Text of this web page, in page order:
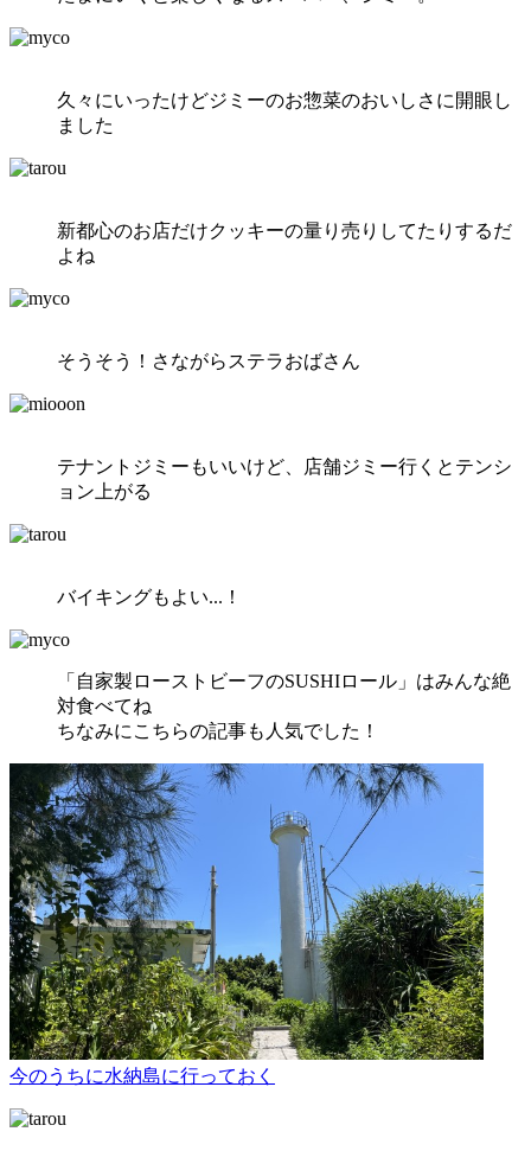
久々にいったけどジミーのお惣菜のおいしさに開眼し
ました
新都心のお店だけクッキーの量り売りしてたりするだ
よね
そうそう！さながらステラおばさん
テナントジミーもいいけど、店舗ジミー行くとテンシ
ョン上がる
バイキングもよい...！
「自家製ローストビーフのSUSHIロール」はみんな絶
対食べてね
ちなみにこちらの記事も人気でした！
今のうちに水納島に行っておく